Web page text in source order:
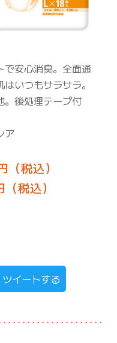
で安心消臭。全面通
いつもサラサラ。
。後処理テープ付
ア
税込）
税込）
ツイートする